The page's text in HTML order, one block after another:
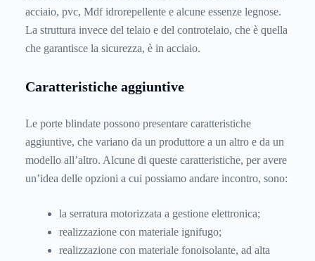
acciaio, pvc, Mdf idrorepellente e alcune essenze legnose.
La struttura invece del telaio e del controtelaio, che è quella
che garantisce la sicurezza, è in acciaio.
Caratteristiche aggiuntive
Le porte blindate possono presentare caratteristiche
aggiuntive, che variano da un produttore a un altro e da un
modello all’altro. Alcune di queste caratteristiche, per avere
un’idea delle opzioni a cui possiamo andare incontro, sono:
la serratura motorizzata a gestione elettronica;
realizzazione con materiale ignifugo;
realizzazione con materiale fonoisolante, ad alta